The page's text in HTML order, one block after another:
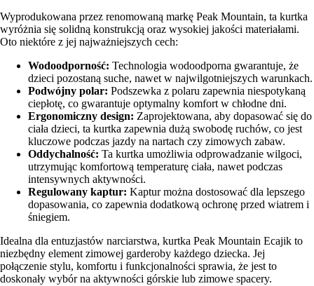
Wyprodukowana przez renomowaną markę Peak Mountain, ta kurtka
wyróżnia się solidną konstrukcją oraz wysokiej jakości materiałami.
Oto niektóre z jej najważniejszych cech:
Wodoodporność: Technologia wodoodporna gwarantuje, że
dzieci pozostaną suche, nawet w najwilgotniejszych warunkach.
Podwójny polar: Podszewka z polaru zapewnia niespotykaną
ciepłotę, co gwarantuje optymalny komfort w chłodne dni.
Ergonomiczny design: Zaprojektowana, aby dopasować się do
ciała dzieci, ta kurtka zapewnia dużą swobodę ruchów, co jest
kluczowe podczas jazdy na nartach czy zimowych zabaw.
Oddychalność: Ta kurtka umożliwia odprowadzanie wilgoci,
utrzymując komfortową temperaturę ciała, nawet podczas
intensywnych aktywności.
Regulowany kaptur: Kaptur można dostosować dla lepszego
dopasowania, co zapewnia dodatkową ochronę przed wiatrem i
śniegiem.
Idealna dla entuzjastów narciarstwa, kurtka Peak Mountain Ecajik to
niezbędny element zimowej garderoby każdego dziecka. Jej
połączenie stylu, komfortu i funkcjonalności sprawia, że jest to
doskonały wybór na aktywności górskie lub zimowe spacery.